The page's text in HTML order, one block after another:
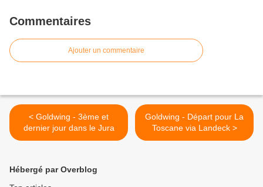
Commentaires
Ajouter un commentaire
< Goldwing - 3ème et
dernier jour dans le Jura
Goldwing - Départ pour La
Toscane via Landeck >
Hébergé par Overblog